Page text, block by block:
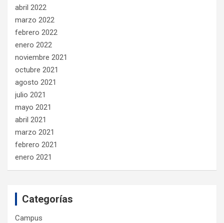
abril 2022
marzo 2022
febrero 2022
enero 2022
noviembre 2021
octubre 2021
agosto 2021
julio 2021
mayo 2021
abril 2021
marzo 2021
febrero 2021
enero 2021
Categorías
Campus